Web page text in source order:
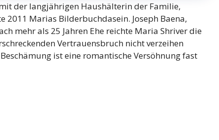
der langjährigen Haushälterin der Familie,
2011 Marias Bilderbuchdasein. Joseph Baena,
mehr als 25 Jahren Ehe reichte Maria Shriver die
Vertrauensbruch nicht verzeihen
ist eine romantische Versöhnung fast